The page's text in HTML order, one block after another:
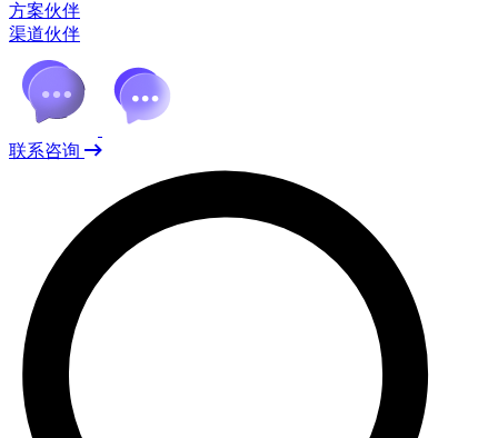
方案伙伴
渠道伙伴
联系咨询